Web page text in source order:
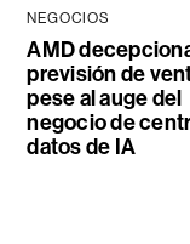
NEGOCIOS
AMD
previsión de
pese al auge del
negocio de
datos de IA